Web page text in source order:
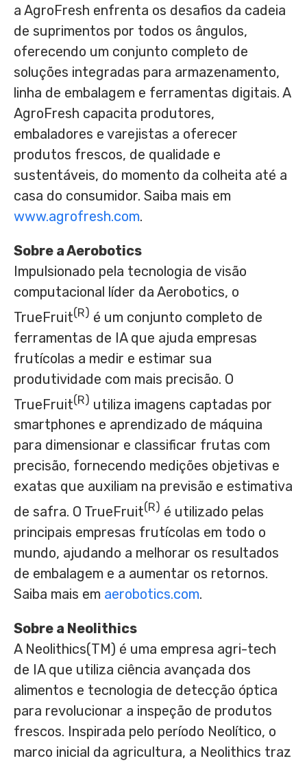
a AgroFresh enfrenta os desafios da cadeia
de suprimentos por todos os ângulos,
oferecendo um conjunto completo de
soluções integradas para armazenamento,
linha de embalagem e ferramentas digitais. A
AgroFresh capacita produtores,
embaladores e varejistas a oferecer
produtos frescos, de qualidade e
sustentáveis, do momento da colheita até a
casa do consumidor. Saiba mais em
www.agrofresh.com.
Sobre a Aerobotics
Impulsionado pela tecnologia de visão
computacional líder da Aerobotics, o
TrueFruit(R) é um conjunto completo de
ferramentas de IA que ajuda empresas
frutícolas a medir e estimar sua
produtividade com mais precisão. O
TrueFruit(R) utiliza imagens captadas por
smartphones e aprendizado de máquina
para dimensionar e classificar frutas com
precisão, fornecendo medições objetivas e
exatas que auxiliam na previsão e estimativa
de safra. O TrueFruit(R) é utilizado pelas
principais empresas frutícolas em todo o
mundo, ajudando a melhorar os resultados
de embalagem e a aumentar os retornos.
Saiba mais em aerobotics.com.
Sobre a Neolithics
A Neolithics(TM) é uma empresa agri-tech
de IA que utiliza ciência avançada dos
alimentos e tecnologia de detecção óptica
para revolucionar a inspeção de produtos
frescos. Inspirada pelo período Neolítico, o
marco inicial da agricultura, a Neolithics traz